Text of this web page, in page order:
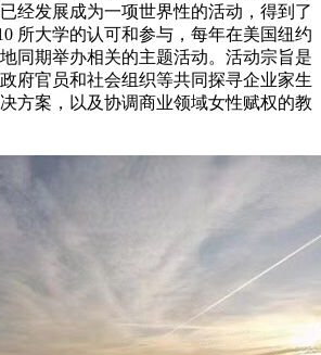
经发展成为一项世界性的活动，得到了
所大学的认可和参与，每年在美国纽约
同期举办相关的主题活动。活动宗旨是
府官员和社会组织等共同探寻企业家生
方案，以及协调商业领域女性赋权的教